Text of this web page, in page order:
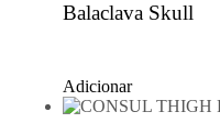
Balaclava Skull
Adicionar